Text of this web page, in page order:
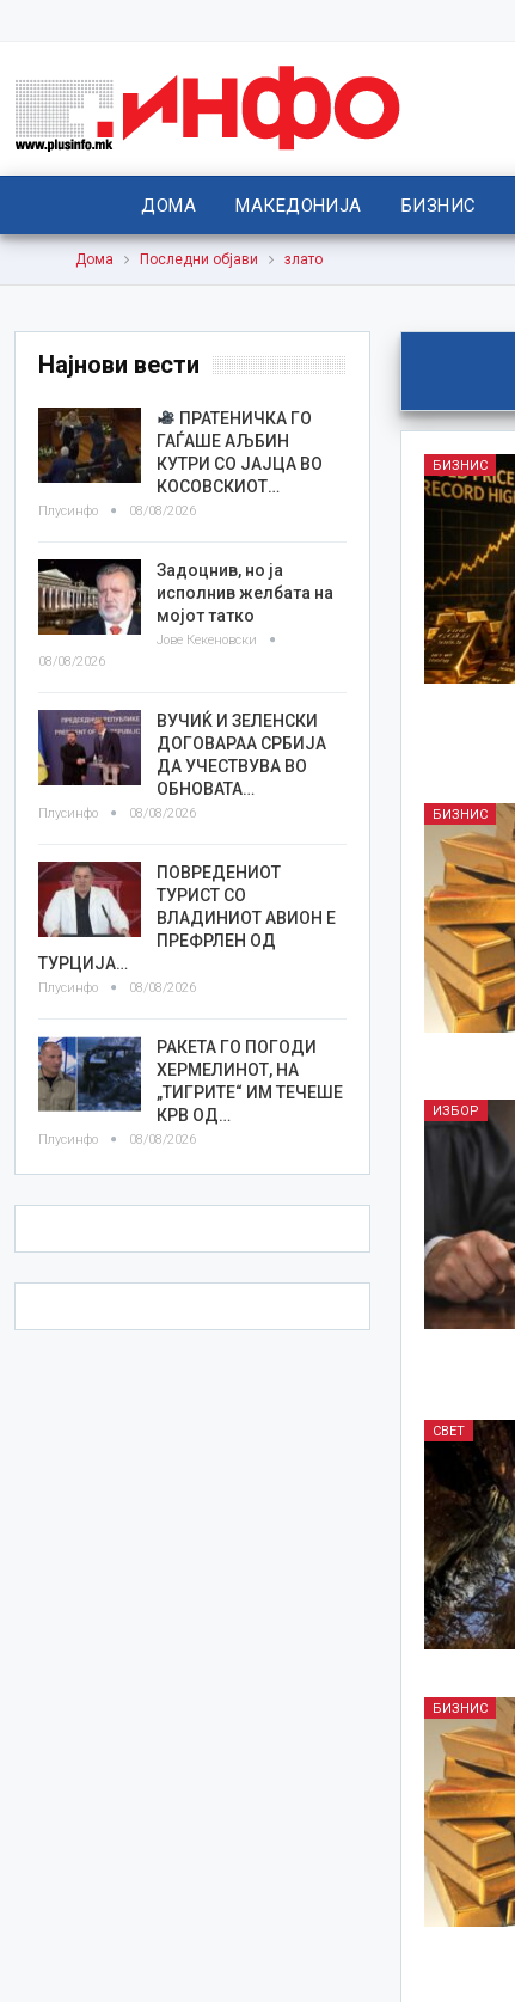
ДОМА МАКЕДОНИЈА БИЗНИС
Дома Последни објави злато
БИЗНИС
БИЗНИС
ИЗБОР
СВЕТ
БИЗНИС
Најнови вести
ПРАТЕНИЧКА ГО
ГАЃАШЕ АЉБИН
КУТРИ СО ЈАЈЦА ВО
КОСОВСКИОТ…
Плусинфо 08/08/2026
Задоцнив, но ја
исполнив желбата на
мојот татко
Јове Кекеновски
08/08/2026
ВУЧИЌ И ЗЕЛЕНСКИ
ДОГОВАРАА СРБИЈА
ДА УЧЕСТВУВА ВО
ОБНОВАТА…
Плусинфо 08/08/2026
ПОВРЕДЕНИОТ
ТУРИСТ СО
ВЛАДИНИОТ АВИОН Е
ПРЕФРЛЕН ОД
ТУРЦИЈА…
Плусинфо 08/08/2026
РАКЕТА ГО ПОГОДИ
ХЕРМЕЛИНОТ, НА
„ТИГРИТЕ“ ИМ ТЕЧЕШЕ
КРВ ОД…
Плусинфо 08/08/2026